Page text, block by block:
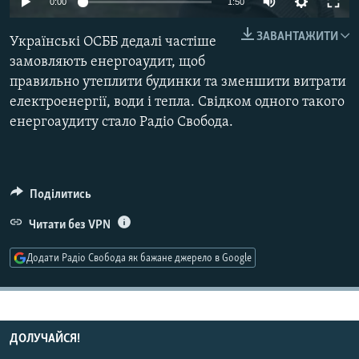
МУЛЬТИМЕДІА
ФОТО
ПОДКАСТИ
УКР
КТАТ
ДОЛУЧАЙСЯ!
ЗАВАНТАЖИТИ
Українські ОСББ дедалі частіше
замовляють енергоаудит, щоб
правильно утеплити будинки та зменшити витрати
електроенергії, води і тепла. Свідком одного такого
енергоаудиту стало Радіо Свобода.
Поділитись
Читати без VPN
Додати Радіо Свобода як бажане джерело в Google
ДОЛУЧАЙСЯ!